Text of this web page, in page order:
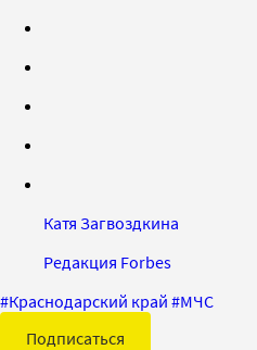
Катя Загвоздкина
Редакция Forbes
#Краснодарский край #МЧС
Подписаться